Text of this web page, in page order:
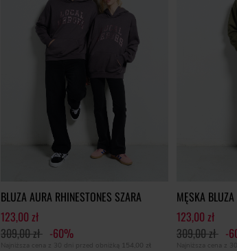
BLUZA AURA RHINESTONES SZARA
123,00 zł
309,00 zł -60%
Najniższa cena z 30 dni przed obniżką 154,00 zł
MĘSKA
123,00 zł
309,00 zł -
Najniższa cena z